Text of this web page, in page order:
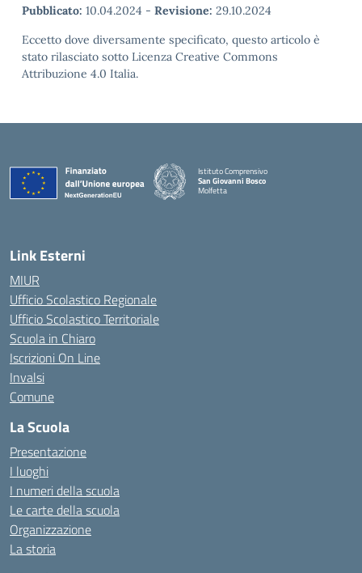
Pubblicato: 10.04.2024 - Revisione: 29.10.2024
Eccetto dove diversamente specificato, questo articolo è
stato rilasciato sotto Licenza Creative Commons
Attribuzione 4.0 Italia.
Istituto Comprensivo
San Giovanni Bosco
Molfetta
Link Esterni
MIUR
Ufficio Scolastico Regionale
Ufficio Scolastico Territoriale
Scuola in Chiaro
Iscrizioni On Line
Invalsi
Comune
La Scuola
Presentazione
I luoghi
I numeri della scuola
Le carte della scuola
Organizzazione
La storia